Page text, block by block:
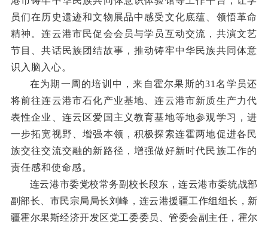
员们在历史遗迹和文物展品中感受文化底蕴
领悟革命
精神。连云港市民促会会员与学员互动交流，共演文艺
节目、共话民族团结故事，推动铸牢中华民族共同体意
识入脑入心。
在为期一周的培训中，来自霍尔果斯的31名学员还
将前往连云港市石化产业基地、连云港市新质生产力代
表性企业、连云区爱国主义教育基地等地参观学习，进
一步拓宽视野、增强本领，积极探索连霍两地促进各 民
族交往交流交融的新路径，增强做好新时代民族工作的
责任感和使命感。
连云港市委党校常务副校长段东，连云港市委统战部
副部长、市民宗局局长刘峰，连云港援疆工作组组长，新
疆霍尔果斯经济开发区党工委委员、管委会副主任，霍尔